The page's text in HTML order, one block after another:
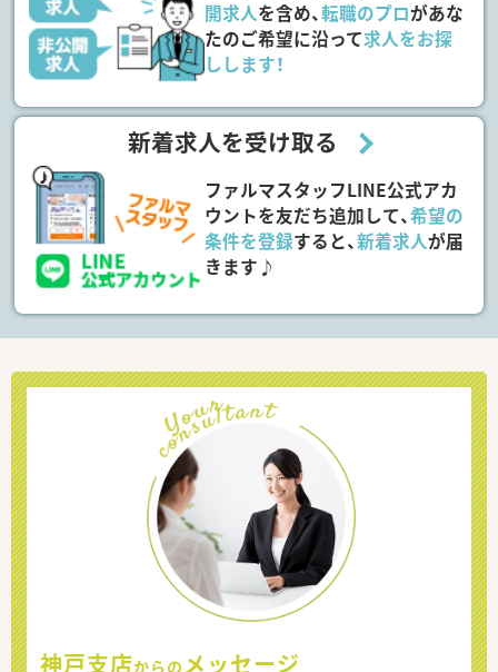
開求人を含め、転職のプロがあな
たのご希望に沿って求人をお探
しします！
新着求人を受け取る
ファルマスタッフLINE公式アカ
ウントを友だち追加して、希望の
条件を登録すると、新着求人が届
きます♪
神戸支店からの メッセージ